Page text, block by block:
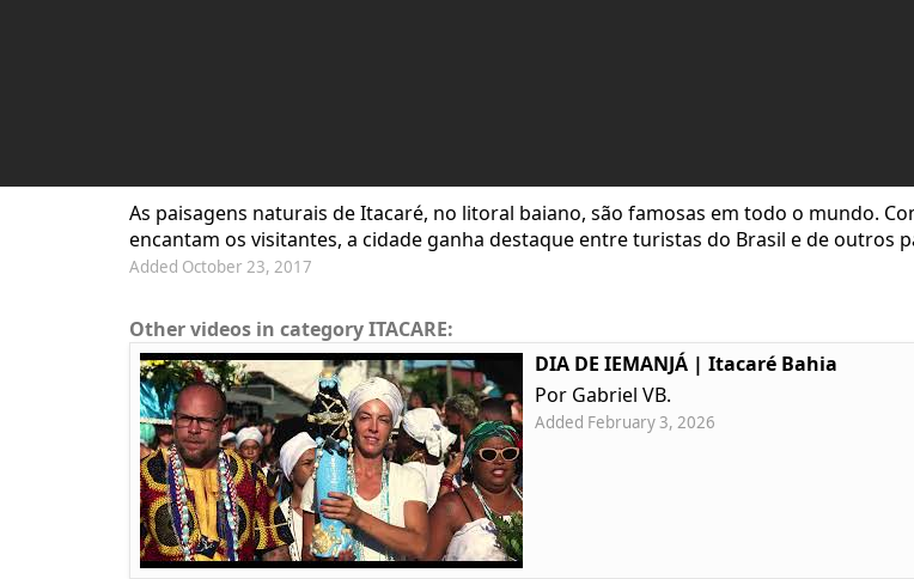
As paisagens naturais de Itacaré, no litoral baiano, são famosas em todo o mundo.
encantam os visitantes, a cidade ganha destaque entre turistas do Brasil e de outros
Added October 23, 2017
Other videos in category ITACARE:
DIA DE IEMANJÁ | Itacaré Bahia
Por Gabriel VB.
Added February 3, 2026